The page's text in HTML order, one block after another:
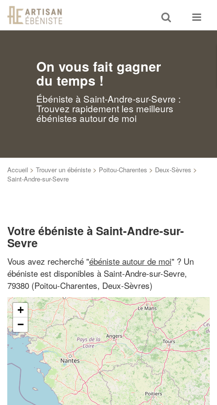
Toggle
search
Toggle
On vous fait gagner
du temps !
Ébéniste à Saint-Andre-sur-Sevre :
Trouvez rapidement les meilleurs
ébénistes autour de moi
Accueil > Trouver un ébéniste > Poitou-Charentes > Deux-Sèvres >
Saint-Andre-sur-Sevre
Votre ébéniste à Saint-Andre-sur-
Sevre
Vous avez recherché "ébéniste autour de moi" ? Un
ébéniste est disponibles à Saint-Andre-sur-Sevre,
79380 (Poitou-Charentes, Deux-Sèvres)
+
−